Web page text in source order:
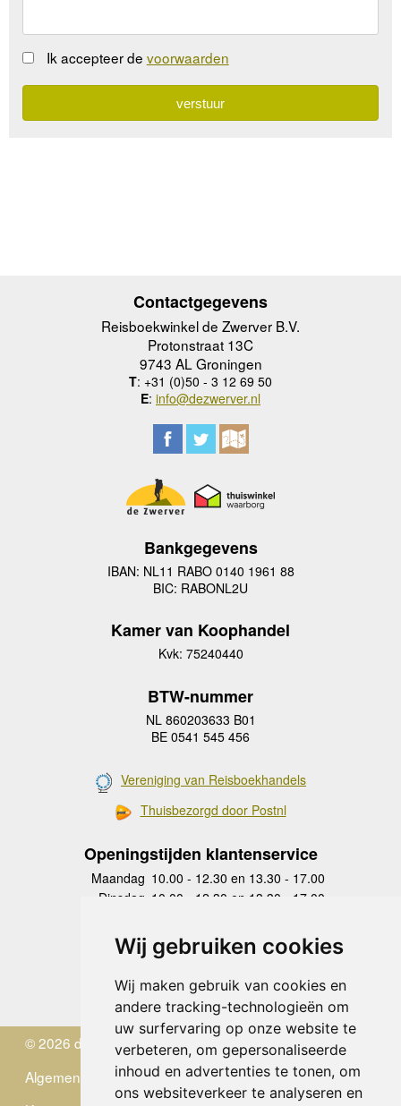
Wij gebruiken cookies
Wij maken gebruik van cookies en
andere tracking-technologieën om
uw surfervaring op onze website te
verbeteren, om gepersonaliseerde
inhoud en advertenties te tonen, om
ons websiteverkeer te analyseren en
Ik accepteer de voorwaarden
Contactgegevens
Reisboekwinkel de Zwerver B.V.
Protonstraat 13C
9743 AL Groningen
T: +31 (0)50 - 3 12 69 50
E: info@dezwerver.nl
Bankgegevens
IBAN: NL11 RABO 0140 1961 88
BIC: RABONL2U
Kamer van Koophandel
Kvk: 75240440
BTW-nummer
NL 860203633 B01
BE 0541 545 456
Vereniging van Reisboekhandels
Thuisbezorgd door Postnl
Openingstijden klantenservice
Maandag 10.00 - 12.30 en 13.30 - 17.00
Dinsdag 10.00 - 12.30 en 13.30 - 17.00
Donderdag
10.00 - 12.30 en 13.30 - 17.00
Vrijdag 10.00 - 12.30 en 13.30 - 17.00
Zaterdag
gesloten
Zondag gesloten
© 2026 de Zwerver
Algemene Voorwaarden